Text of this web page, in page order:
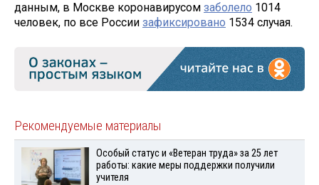
данным, в Москве коронавирусом заболело 1014
человек, по все России зафиксировано 1534 случая.
Рекомендуемые материалы
Особый статус и «Ветеран труда» за 25 лет
работы: какие меры поддержки получили
учителя